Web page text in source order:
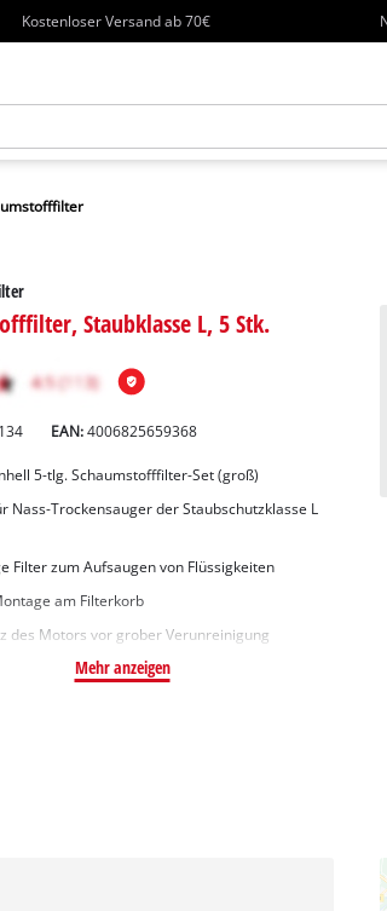
Kostenloser Versand ab 70€
Staubklasse L, 5 Stk.
EAN:4006825659368
5-tlg. Schaumstofffilter-Set (groß)
Nass-Trockensauger der Staubschutzklasse L
Filter zum Aufsaugen von Flüssigkeiten
am Filterkorb
des Motors vor grober Verunreinigung
Mehr anzeigen